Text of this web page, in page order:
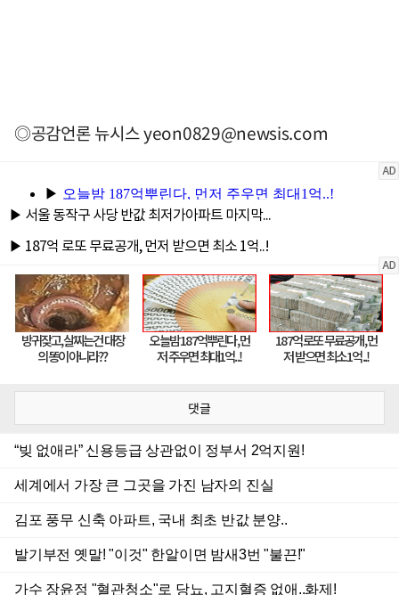
◎공감언론 뉴시스yeon0829@newsis.com
댓글